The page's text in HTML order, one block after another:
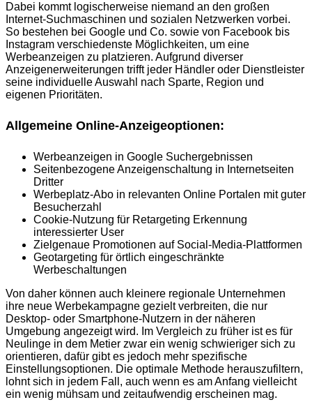
Dabei kommt logischerweise niemand an den großen
Internet-Suchmaschinen und sozialen Netzwerken vorbei.
So bestehen bei Google und Co. sowie von Facebook bis
Instagram verschiedenste Möglichkeiten, um eine
Werbeanzeigen zu platzieren. Aufgrund diverser
Anzeigenerweiterungen trifft jeder Händler oder Dienstleister
seine individuelle Auswahl nach Sparte, Region und
eigenen Prioritäten.
Allgemeine Online-Anzeigeoptionen:
Werbeanzeigen in Google Suchergebnissen
Seitenbezogene Anzeigenschaltung in Internetseiten
Dritter
Werbeplatz-Abo in relevanten Online Portalen mit guter
Besucherzahl
Cookie-Nutzung für Retargeting Erkennung
interessierter User
Zielgenaue Promotionen auf Social-Media-Plattformen
Geotargeting für örtlich eingeschränkte
Werbeschaltungen
Von daher können auch kleinere regionale Unternehmen
ihre neue Werbekampagne gezielt verbreiten, die nur
Desktop- oder Smartphone-Nutzern in der näheren
Umgebung angezeigt wird. Im Vergleich zu früher ist es für
Neulinge in dem Metier zwar ein wenig schwieriger sich zu
orientieren, dafür gibt es jedoch mehr spezifische
Einstellungsoptionen. Die optimale Methode herauszufiltern,
lohnt sich in jedem Fall, auch wenn es am Anfang vielleicht
ein wenig mühsam und zeitaufwendig erscheinen mag.